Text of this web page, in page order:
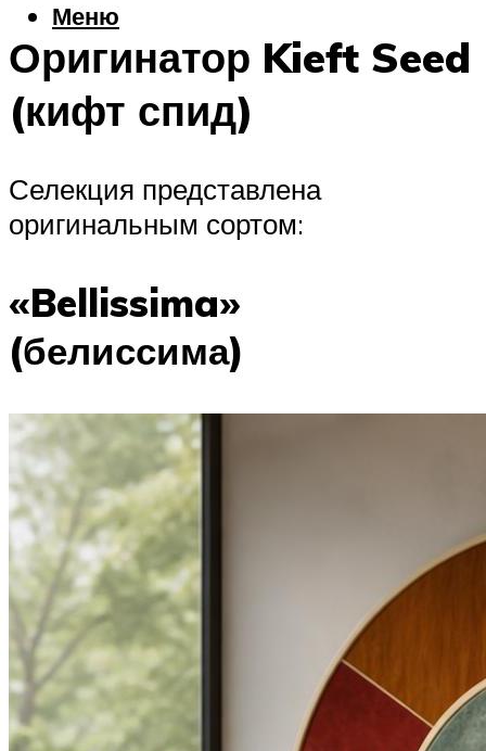
Меню
Оригинатор Kieft Seed
(кифт спид)
Селекция представлена
оригинальным сортом:
«Bellissima»
(белиссима)